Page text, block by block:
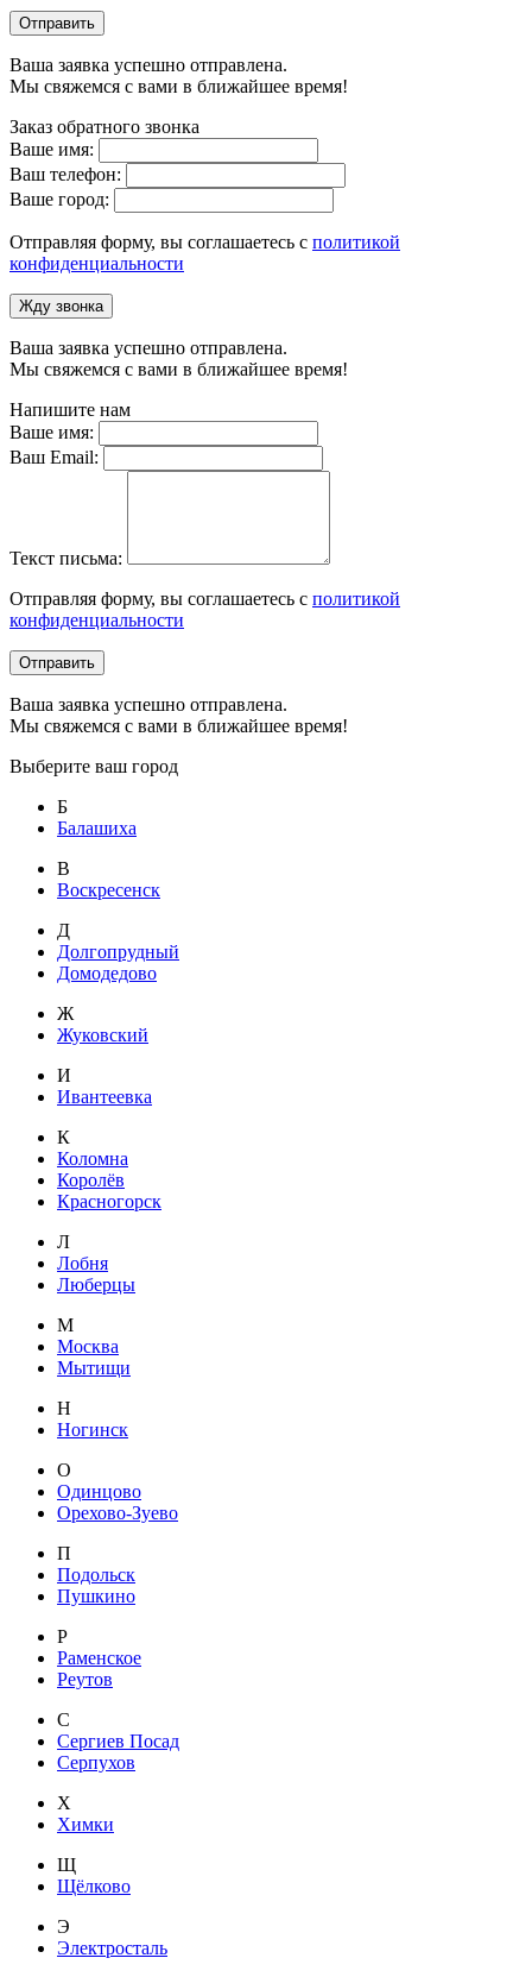
Отправить
Ваша заявка успешно отправлена.
Мы свяжемся с вами в ближайшее время!
Заказ обратного звонка
Ваше имя:
Ваш телефон:
Ваше город:
Отправляя форму, вы соглашаетесь с политикой
конфиденциальности
Жду звонка
Ваша заявка успешно отправлена.
Мы свяжемся с вами в ближайшее время!
Напишите нам
Ваше имя:
Ваш Email:
Текст письма:
Отправляя форму, вы соглашаетесь с политикой
конфиденциальности
Отправить
Ваша заявка успешно отправлена.
Мы свяжемся с вами в ближайшее время!
Выберите ваш город
Б
Балашиха
В
Воскресенск
Д
Долгопрудный
Домодедово
Ж
Жуковский
И
Ивантеевка
К
Коломна
Королёв
Красногорск
Л
Лобня
Люберцы
М
Москва
Мытищи
Н
Ногинск
О
Одинцово
Орехово-Зуево
П
Подольск
Пушкино
Р
Раменское
Реутов
С
Сергиев Посад
Серпухов
Х
Химки
Щ
Щёлково
Э
Электросталь